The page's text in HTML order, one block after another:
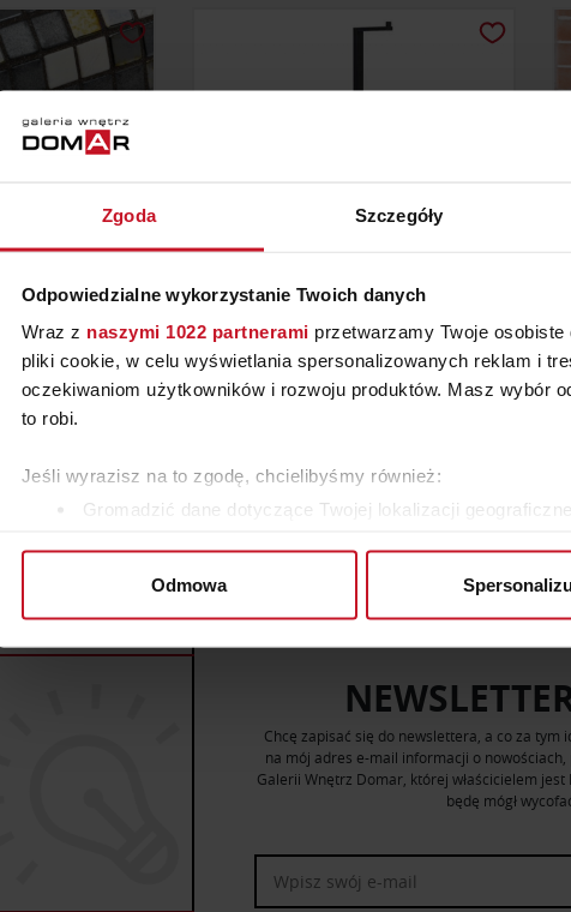
Zgoda Szczegóły
Odpowiedzialne wykorzystanie Twoich danych
Wraz z naszymi 1022 partnerami przetwarzamy Twoje
pliki cookie, w celu wyświetlania spersonalizowanych reklam i
oczekiwaniom użytkowników i rozwoju produktów. Masz wybór
to robi.
Jeśli wyrazisz na to zgodę, chcielibyśmy również:
Gromadzić dane dotyczące Twojej lokalizacji
Dowiedz się więcej odnośnie tego, jak Twoje osobiste dane są
Wykorzystujemy pliki cookie do spersonalizowania treści i
ruch w naszej witrynie. Informacje o tym, jak korzystasz z
reklamowym i analitycznym. Partnerzy mogą połączyć te
uzyskanymi podczas korzystania z ich usług.
Odmowa
M²
STOJAK NA PAPIER TOALETOWY I
SZCZOTKĘ MENOTO
ZAPYTAJ O CENĘ W SALONIE
WIĘCEJ PRODUKTÓW Z
Chcę zapisać się do newslettera, a co za tym
na mój adres e-mail informacji o
Galerii Wnętrz Domar, której właścicielem
będę mógł